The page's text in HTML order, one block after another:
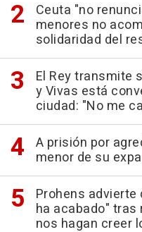
Ceuta "no
menores no
solidaridad del
El Rey transmite
y Vivas está
ciudad: "No me
A prisión por
menor de su
Prohens
ha acabado" tras
nos hagan creer